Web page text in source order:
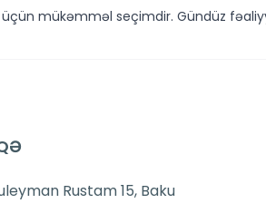
mükəmməl seçimdir. Gündüz
imkan verir. Ürək ritmi, kalori
Rustam 15, Baku